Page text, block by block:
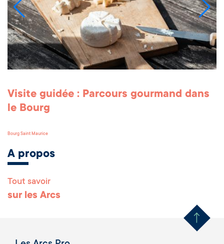
Visite guidée : Parcours gourmand dans
le Bourg
Bourg Saint Maurice
A propos
Tout savoir
sur les Arcs Remonter